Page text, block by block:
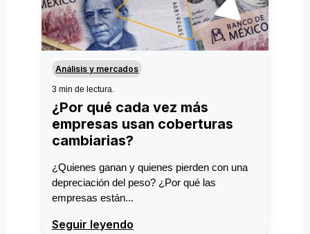
Análisis y mercados
3 min de lectura.
¿Por qué cada vez más
empresas usan coberturas
cambiarias?
¿Quienes ganan y quienes pierden con una
depreciación del peso? ¿Por qué las
empresas están...
Seguir leyendo